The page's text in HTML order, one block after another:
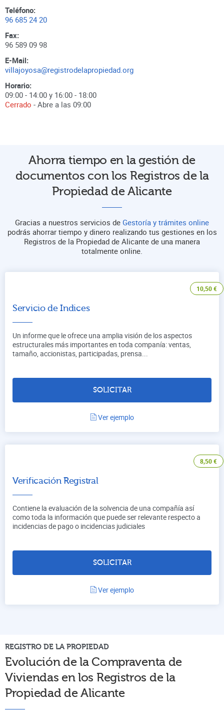
Teléfono:
96 685 24 20
Fax:
96 589 09 98
E-Mail:
villajoyosa@registrodelapropiedad.org
Horario:
09:00 - 14:00 y 16:00 - 18:00
Cerrado - Abre a las 09:00
Ahorra tiempo en la gestión de
documentos con los Registros de la
Propiedad de Alicante
Gracias a nuestros servicios de Gestoría y trámites online
podrás ahorrar tiempo y dinero realizando tus gestiones en los
Registros de la Propiedad de Alicante de una manera
totalmente online.
10,50€
Servicio de Indices
Un informe que le ofrece una amplia visión de los aspectos
estructurales más importantes en toda companía: ventas,
tamaño, accionistas, participadas, prensa...
SOLICITAR
Ver ejemplo
8,50€
Verificación Registral
Contiene la evaluación de la solvencia de una compañía así
como toda la información que puede ser relevante respecto a
incidencias de pago o incidencias judiciales
SOLICITAR
Ver ejemplo
REGISTRO DE LA PROPIEDAD
Evolución de la Compraventa de
Viviendas en los Registros de la
Propiedad deAlicante